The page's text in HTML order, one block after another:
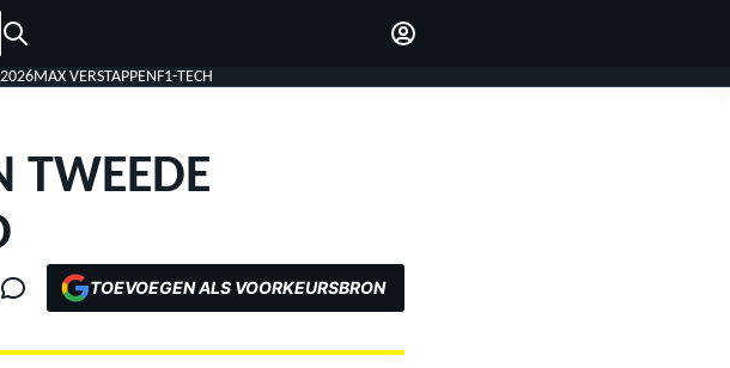
MAX VERSTAPPENF1-TECH
TWEEDE
TOEVOEGEN ALS VOORKEURSBRON